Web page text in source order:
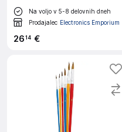
Na voljo v 5-8 delovnih dneh
Prodajalec Electronics Emporium
2614 €